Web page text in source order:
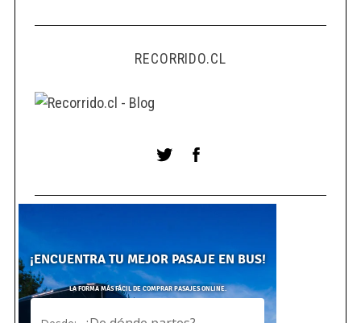
RECORRIDO.CL